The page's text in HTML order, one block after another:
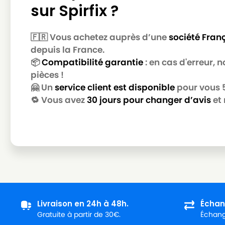
sur Spirfix ?
🇫🇷 Vous achetez auprès d’unesociété
depuis la France.
📦Compatibilité garantie: en cas d'erreur,
pièces !
🤗 Un service client est disponible pour vous
🔁 Vous avez30 jours pour changer d’aviset
Livraison en 24h à 48h.
Gratuite à partir de 30€.